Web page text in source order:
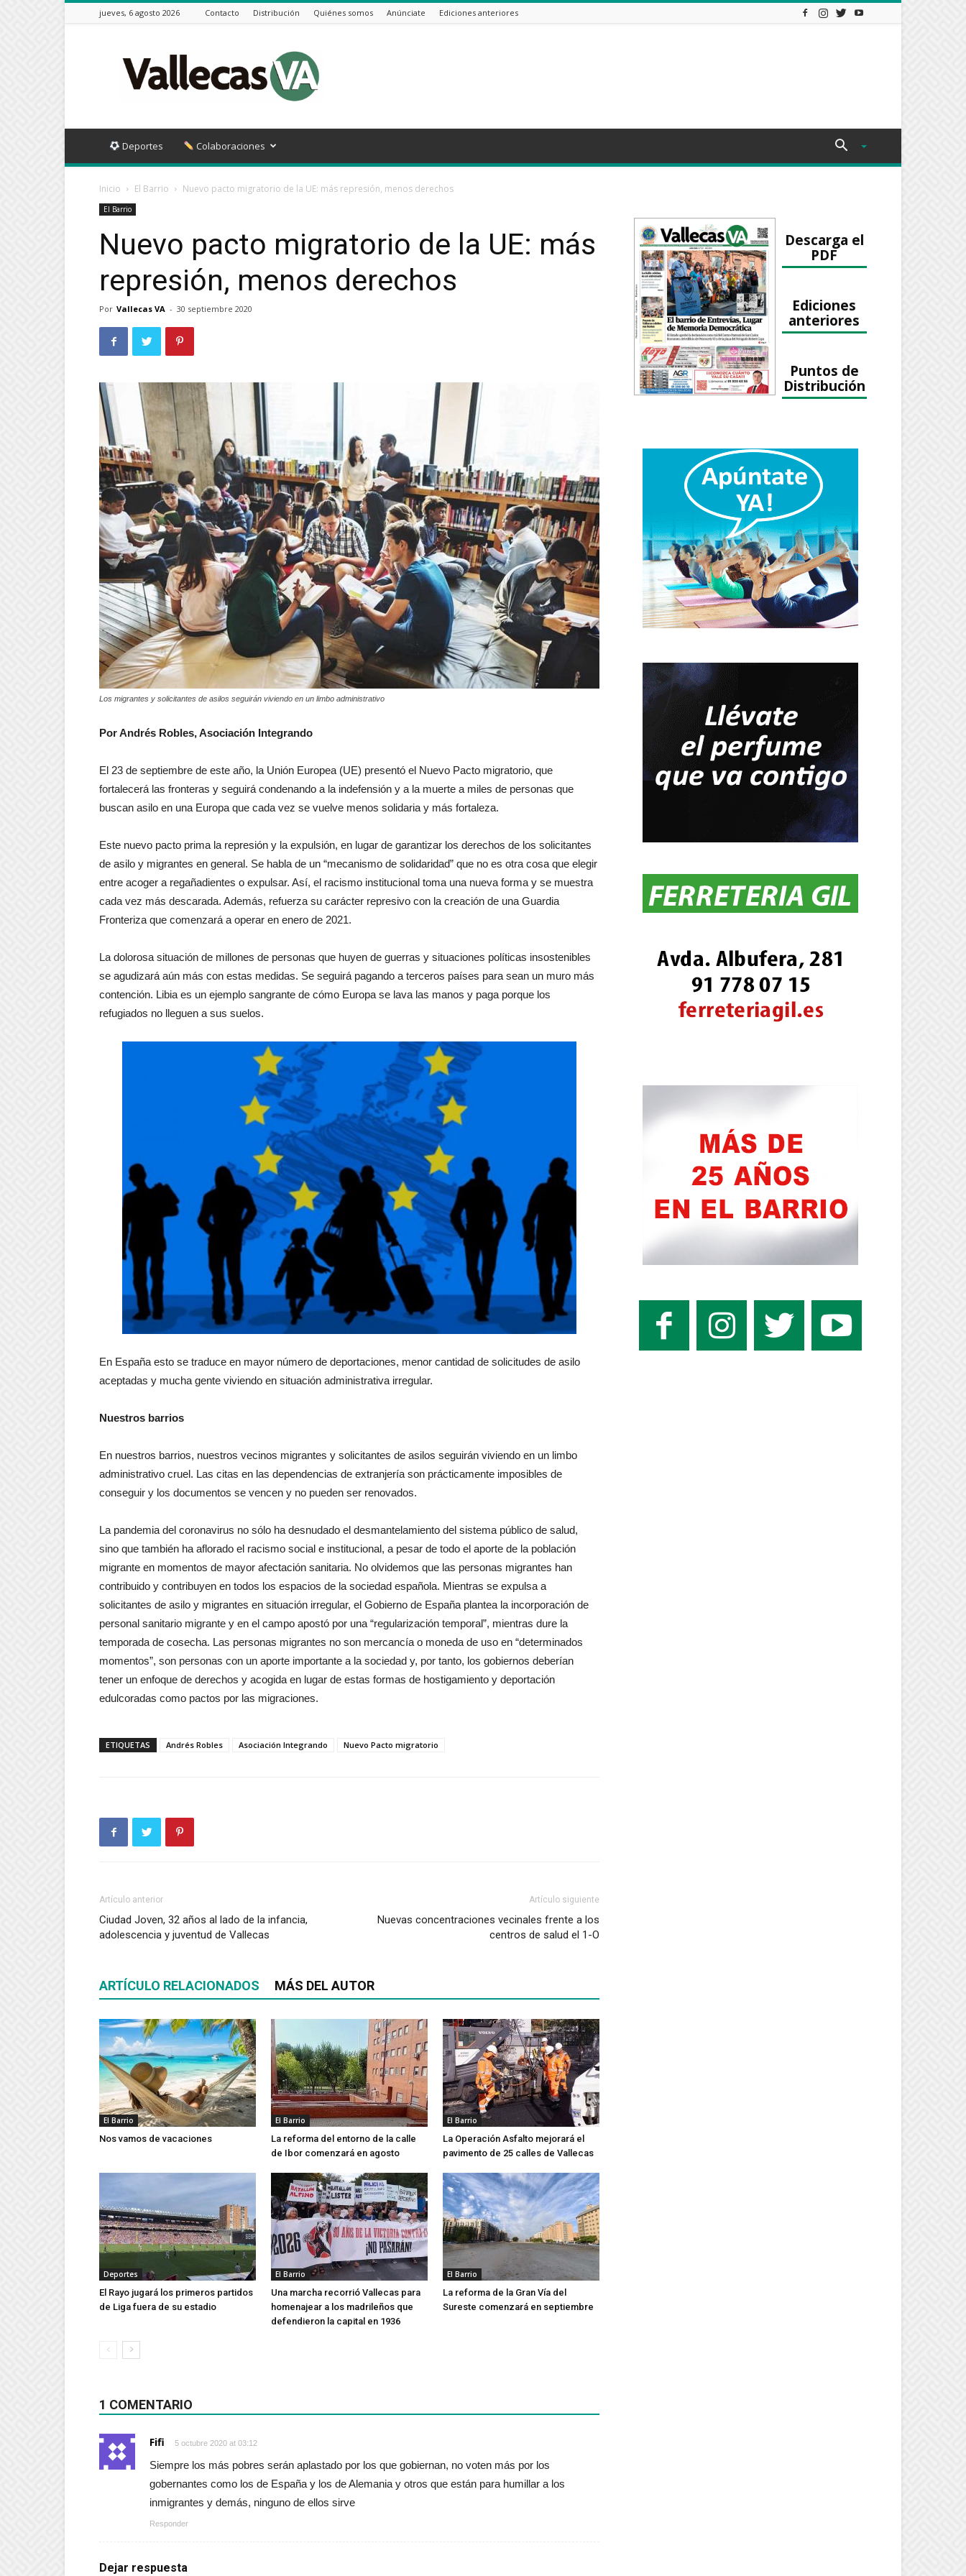
jueves, 6 agosto 2026 Contacto Distribución Quiénes somos Anúnciate Ediciones anteriores
VA
Deportes Colaboraciones
Inicio El Barrio Nuevo pacto migratorio de la UE: más represión, menos derechos
El Barrio
Nuevo pacto migratorio de la UE: más
represión, menos derechos
Por Vallecas VA - 30 septiembre 2020
Los migrantes y solicitantes de asilos seguirán viviendo en un limbo administrativo
Por Andrés Robles, Asociación Integrando
El 23 de septiembre de este año, la Unión Europea (UE) presentó el Nuevo Pacto migratorio, que
fortalecerá las fronteras y seguirá condenando a la indefensión y a la muerte a miles de personas que
buscan asilo en una Europa que cada vez se vuelve menos solidaria y más fortaleza.
Este nuevo pacto prima la represión y la expulsión, en lugar de garantizar los derechos de los solicitantes
de asilo y migrantes en general. Se habla de un “mecanismo de solidaridad” que no es otra cosa que elegir
entre acoger a regañadientes o expulsar. Así, el racismo institucional toma una nueva forma y se muestra
cada vez más descarada. Además, refuerza su carácter represivo con la creación de una Guardia
Fronteriza que comenzará a operar en enero de 2021.
La dolorosa situación de millones de personas que huyen de guerras y situaciones políticas insostenibles
se agudizará aún más con estas medidas. Se seguirá pagando a terceros países para sean un muro más
contención. Libia es un ejemplo sangrante de cómo Europa se lava las manos y paga porque los
refugiados no lleguen a sus suelos.
En España esto se traduce en mayor número de deportaciones, menor cantidad de solicitudes de asilo
aceptadas y mucha gente viviendo en situación administrativa irregular.
Nuestros barrios
En nuestros barrios, nuestros vecinos migrantes y solicitantes de asilos seguirán viviendo en un limbo
administrativo cruel. Las citas en las dependencias de extranjería son prácticamente imposibles de
conseguir y los documentos se vencen y no pueden ser renovados.
La pandemia del coronavirus no sólo ha desnudado el desmantelamiento del sistema público de salud,
sino que también ha aflorado el racismo social e institucional, a pesar de todo el aporte de la población
migrante en momentos de mayor afectación sanitaria. No olvidemos que las personas migrantes han
contribuido y contribuyen en todos los espacios de la sociedad española. Mientras se expulsa a
solicitantes de asilo y migrantes en situación irregular, el Gobierno de España plantea la incorporación de
personal sanitario migrante y en el campo apostó por una “regularización temporal”, mientras dure la
temporada de cosecha. Las personas migrantes no son mercancía o moneda de uso en “determinados
momentos”, son personas con un aporte importante a la sociedad y, por tanto, los gobiernos deberían
tener un enfoque de derechos y acogida en lugar de estas formas de hostigamiento y deportación
edulcoradas como pactos por las migraciones.
ETIQUETAS Andrés Robles Asociación Integrando Nuevo Pacto migratorio
Artículo anterior
Ciudad Joven, 32 años al lado de la infancia,
adolescencia y juventud de Vallecas
Artículo siguiente
Nuevas concentraciones vecinales frente a los
centros de salud el 1-O
ARTÍCULO RELACIONADOS MÁS DEL AUTOR
El Barrio
Nos vamos de vacaciones
El Barrio
La reforma del entorno de la calle
de Ibor comenzará en agosto
El Barrio
La Operación Asfalto mejorará el
pavimento de 25 calles de Vallecas
Deportes
El Rayo jugará los primeros partidos
de Liga fuera de su estadio
El Barrio
Una marcha recorrió Vallecas para
homenajear a los madrileños que
defendieron la capital en 1936
El Barrio
La reforma de la Gran Vía del
Sureste comenzará en septiembre
1 COMENTARIO
Fifi 5 octubre 2020 at 03:12
Siempre los más pobres serán aplastado por los que gobiernan, no voten más por los
gobernantes como los de España y los de Alemania y otros que están para humillar a los
inmigrantes y demás, ninguno de ellos sirve
Responder
Dejar respuesta
Descarga el
PDF
Ediciones
anteriores
Puntos de
Distribución